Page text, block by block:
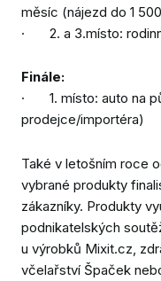
měsíc (nájezd do 1
· 2. a 3.místo:
Finále:
· 1. místo: auto na
prodejce/importéra)
Také v letošním roce
vybrané produkty
zákazníky. Produkty
podnikatelských
u výrobků Mixit.cz,
včelařství Špaček